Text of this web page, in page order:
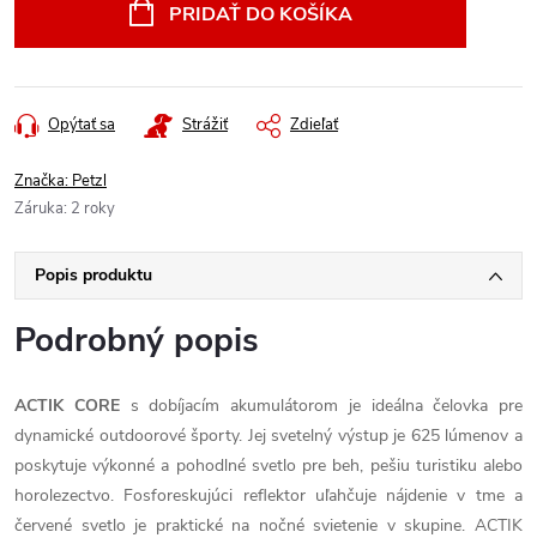
PRIDAŤ DO KOŠÍKA
Opýtať sa Strážiť Zdieľať
Značka: Petzl
Záruka: 2 roky
Popis produktu
Podrobný popis
ACTIK COREs dobíjacím akumulátorom je ideálna čelovka pre
dynamické outdoorové športy. Jej svetelný výstup je 625 lúmenov a
poskytuje výkonné a pohodlné svetlo pre beh, pešiu turistiku alebo
horolezectvo. Fosforeskujúci reflektor uľahčuje nájdenie v tme a
červené svetlo je praktické na nočné svietenie v skupine. ACTIK